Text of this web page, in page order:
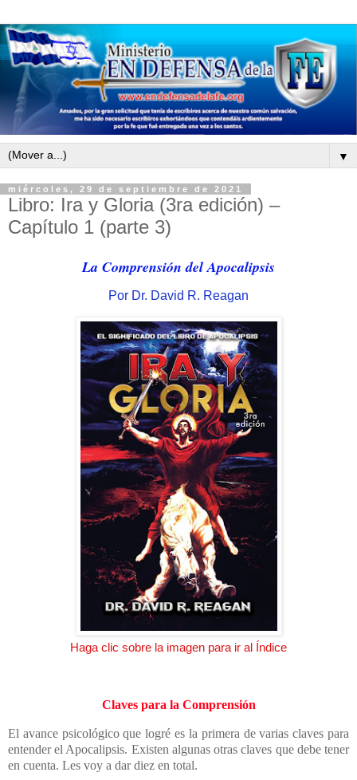
▼
miércoles, 29 de septiembre de 2021
Libro: Ira y Gloria (3ra edición) –
Capítulo 1 (parte 3)
La Comprensión del Apocalipsis
Por Dr. David R. Reagan
Haga clic sobre la imagen para ir al Índice
Claves para la Comprensión
El avance psicológico que logré es la primera de varias claves para
entender el Apocalipsis. Existen algunas otras claves que debe tener
en cuenta. Les voy a dar diez en total.